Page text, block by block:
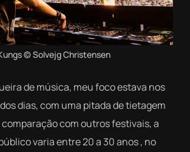
© Solvejg Christensen
de música, meu foco estava nos
dias, com uma pitada de tietagem
com outros festivais,a
varia entre 20 a 30 anos, no